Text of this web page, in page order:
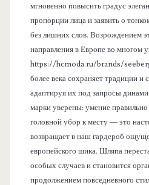
мгновенно повысить градус
пропорции лица и заявить о
без лишних слов. Возрождением
направления в Европе во многом
https://hcmoda.ru/brands/
более века сохраняет традиции и
адаптируя их под запросы
марки уверены: умение
головной убор к месту — это
возвращает в наш гардероб
европейского шика. Шляпа
особых случаев и становится
продолжением повседневного